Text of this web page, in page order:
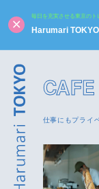
毎日を充実させる東京のト
Harumari
CAFE
仕事にもプライ